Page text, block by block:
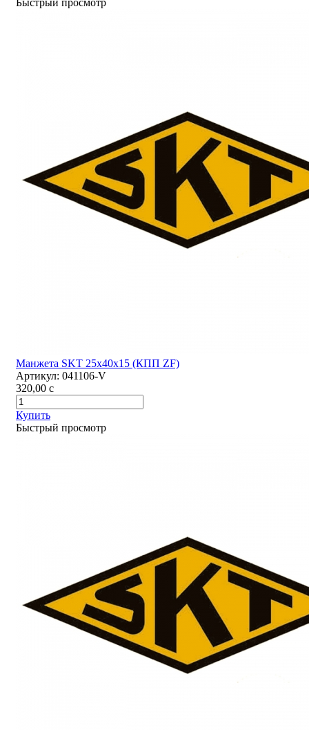
Быстрый просмотр
Манжета SKT 25х40х15 (КПП ZF)
Артикул: 041106-V
320,00 c
Купить
Быстрый просмотр